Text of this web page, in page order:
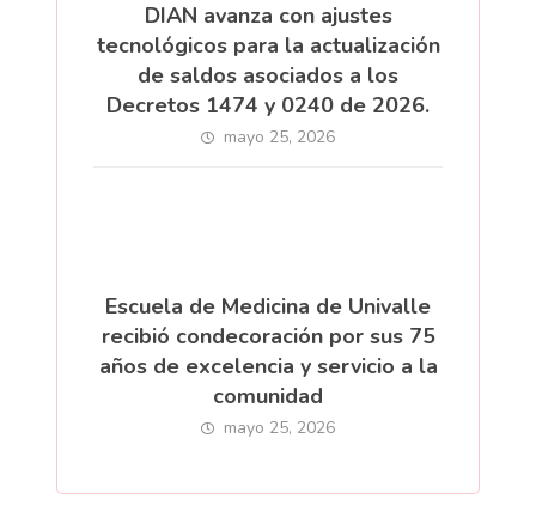
DIAN avanza con ajustes
tecnológicos para la actualización
de saldos asociados a los
Decretos 1474 y 0240 de 2026.
mayo 25, 2026
Escuela de Medicina de Univalle
recibió condecoración por sus 75
años de excelencia y servicio a la
comunidad
mayo 25, 2026